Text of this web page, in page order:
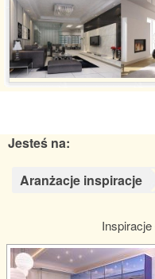
Jesteś na:
Aranżacje inspiracje